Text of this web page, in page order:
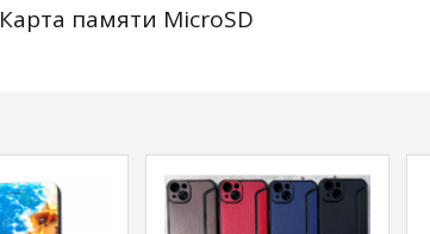
Карта памяти MicroSD